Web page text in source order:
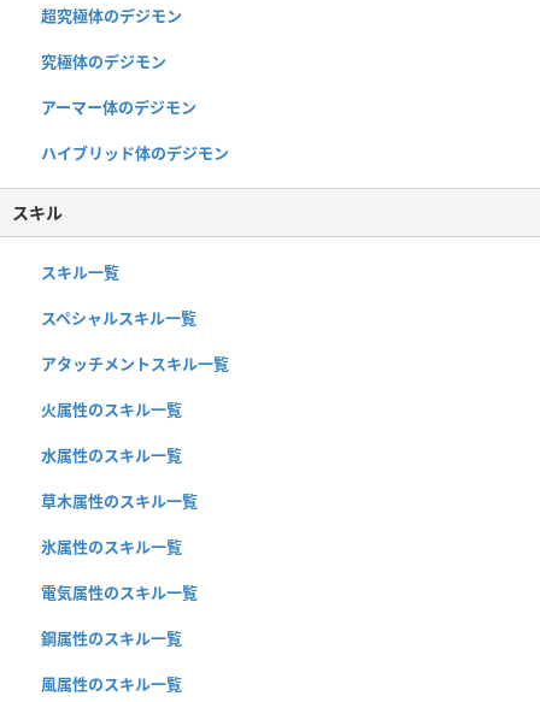
超究極体のデジモン
究極体のデジモン
アーマー体のデジモン
ハイブリッド体のデジモン
スキル
スキル一覧
スペシャルスキル一覧
アタッチメントスキル一覧
火属性のスキル一覧
水属性のスキル一覧
草木属性のスキル一覧
氷属性のスキル一覧
電気属性のスキル一覧
鋼属性のスキル一覧
風属性のスキル一覧